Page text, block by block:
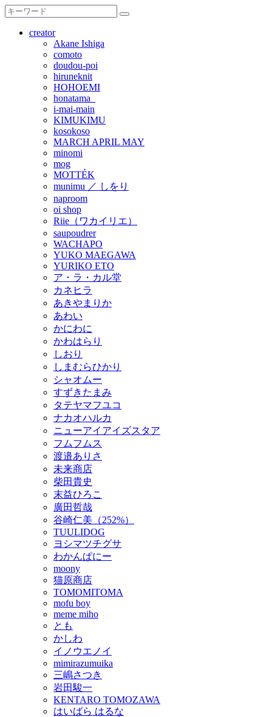
creator
Akane Ishiga
comoto
doudou-poi
hiruneknit
HOHOEMI
honatama_
i-mai-main
KIMUKIMU
kosokoso
MARCH APRIL MAY
minomi
mog
MOTTÉK
munimu ／ しをり
naproom
oi shop
Riie（ワカイリエ）
saupoudrer
WACHAPO
YUKO MAEGAWA
YURIKO ETO
ア・ラ・カル堂
カネヒラ
あきやまりか
あわい
かにわに
かわはらり
しおり
しまむらひかり
シャオムー
すずきたまみ
タテヤマフユコ
ナカオハルカ
ニューアイアイズスタア
フムフムス
渡邉ありさ
未来商店
柴田貴史
末益ひろこ
廣田哲哉
谷崎仁美（252%）
TUULIDOG
ヨシマツチグサ
わかんぱにー
moony
猫原商店
TOMOMITOMA
mofu boy
meme miho
とも
かしわ
イノウエノイ
mimirazumuika
三嶋さつき
岩田駿一
KENTARO TOMOZAWA
はいばら はるな